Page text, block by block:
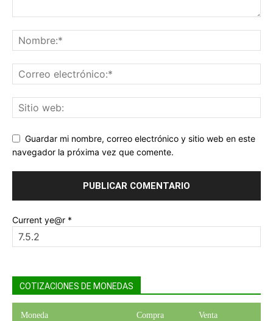
Guardar mi nombre, correo electrónico y sitio web en este
navegador la próxima vez que comente.
Current ye@r *
COTIZACIONES DE MONEDAS
Moneda Compra Venta